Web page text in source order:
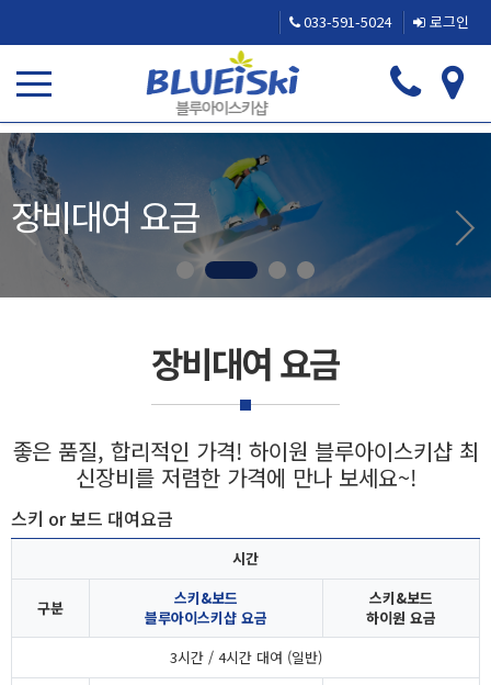
033-591-5024 로그인
장비대여 요금
장비대여 요금
좋은 품질, 합리적인 가격! 하이원 블루아이스키샵 최
신장비를 저렴한 가격에 만나 보세요~!
스키 or 보드 대여요금
시간
구분
스키&보드
블루아이스키샵 요금
스키&보드
하이원 요금
3시간 / 4시간 대여 (일반)